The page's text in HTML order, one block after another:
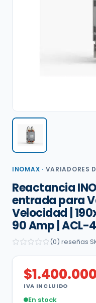
INOMAX · VARIADORES
Reactancia
entrada para
Velocidad |
90 Amp | ACL-
(0) reseñas
$
IVA INCLUIDO
En stock